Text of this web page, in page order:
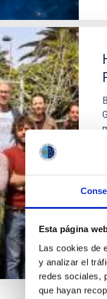
Esta página
Las cookies de
y analizar el
redes sociales,
que hayan